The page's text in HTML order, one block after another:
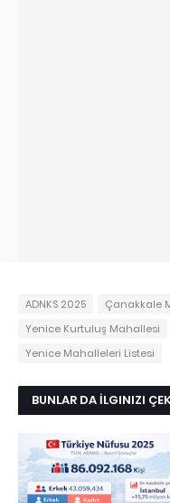
ADNKS 2025
Çanakkale
Yenice Kurtuluş Mahallesi
Yenice Mahalleleri Listesi
BUNLAR DA İLGINIZI